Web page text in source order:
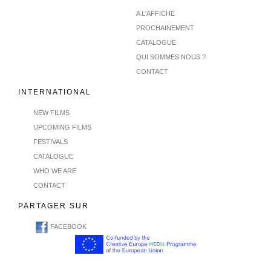
A L'AFFICHE
PROCHAINEMENT
CATALOGUE
QUI SOMMES NOUS ?
CONTACT
INTERNATIONAL
NEW FILMS
UPCOMING FILMS
FESTIVALS
CATALOGUE
WHO WE ARE
CONTACT
PARTAGER SUR
FACEBOOK